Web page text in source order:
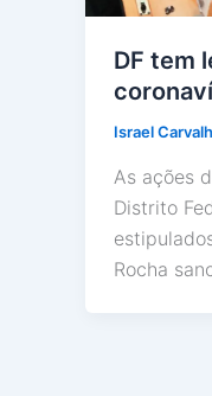
DF tem
Israel
As ações
Distrito
Rocha